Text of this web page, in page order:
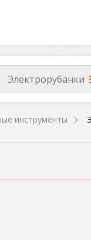
Электрорубанки
инструменты